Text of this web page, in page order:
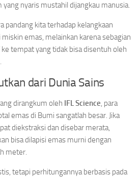
nyaris mustahil dijangkau manusia.
pandang kita terhadap kelangkaan
emas, melainkan karena sebagian
tempat yang tidak bisa disentuh oleh
dari Dunia Sains
dirangkum oleh IFL Science, para
emas di Bumi sangatlah besar. Jika
diekstraksi dan disebar merata,
bisa dilapisi emas murni dengan
meter.
tetapi perhitungannya berbasis pada